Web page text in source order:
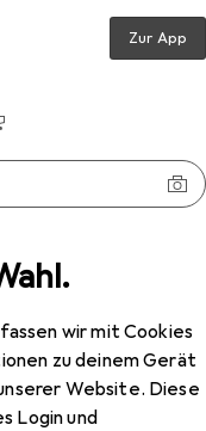
wir mit Cookies
zu deinem Gerät
Website. Diese
Login und
Zur App
sonnig
500 Teile -